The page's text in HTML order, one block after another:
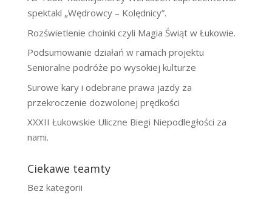
spektakl „Wędrowcy – Kolędnicy”.
Rozświetlenie choinki czyli Magia Świąt w Łukowie.
Podsumowanie działań w ramach projektu
Senioralne podróże po wysokiej kulturze
Surowe kary i odebrane prawa jazdy za
przekroczenie dozwolonej prędkości
XXXII Łukowskie Uliczne Biegi Niepodległości za
nami.
Ciekawe teamty
Bez kategorii